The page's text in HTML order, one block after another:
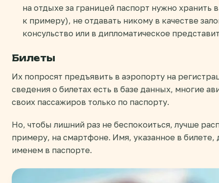
на отдыхе за границей паспорт нужно
к примеру), не отдавать никому в качестве
консульство или в дипломатическое
Билеты
Их попросят предъявить в аэропорту на
сведения о билетах есть в базе данных, многие
своих пассажиров только по паспорту.
Но, чтобы лишний раз не беспокоиться, лучше
примеру, на смартфоне. Имя, указанное в билете,
именем в паспорте.